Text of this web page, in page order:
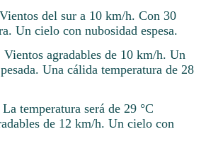
del sur a 10 km/h. Con 30
Un cielo con nubosidad espesa.
agradables de 10 km/h. Un
Una cálida temperatura de 28
temperatura será de 29 °C
de 12 km/h. Un cielo con